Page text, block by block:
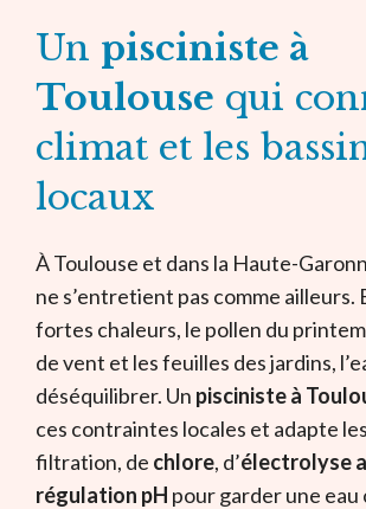
Un pisciniste à
Toulouse qui
climat et les
locaux
À Toulouse et dans la Haute-
ne s’entretient pas comme ailleurs.
fortes chaleurs, le pollen du
de vent et les feuilles des jardins,
déséquilibrer. Un pisciniste à
ces contraintes locales et adapte
filtration, de chlore, d’électrolyse
régulation pH pour garder une